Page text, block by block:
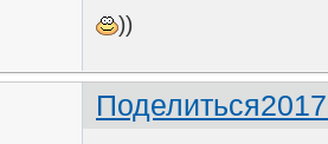
))
Поделиться